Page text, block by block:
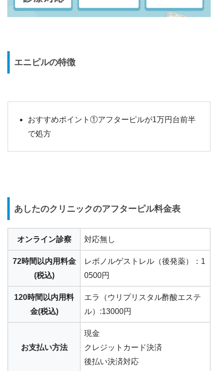
エニピルの特徴
おすすめポイント①アフターピルが1万円台前半
で処方
あしたのクリニックのアフターピル料金表
オンライン診察 対応無し
72時間以内用料金
(税込)
レボノルゲストレル（後発薬）：1
0500円
120時間以内用料
金(税込)
エラ（ウリプリスタル酢酸エステ
ル）:13000円
お支払い方法
現金
クレジットカード決済
後払い決済対応